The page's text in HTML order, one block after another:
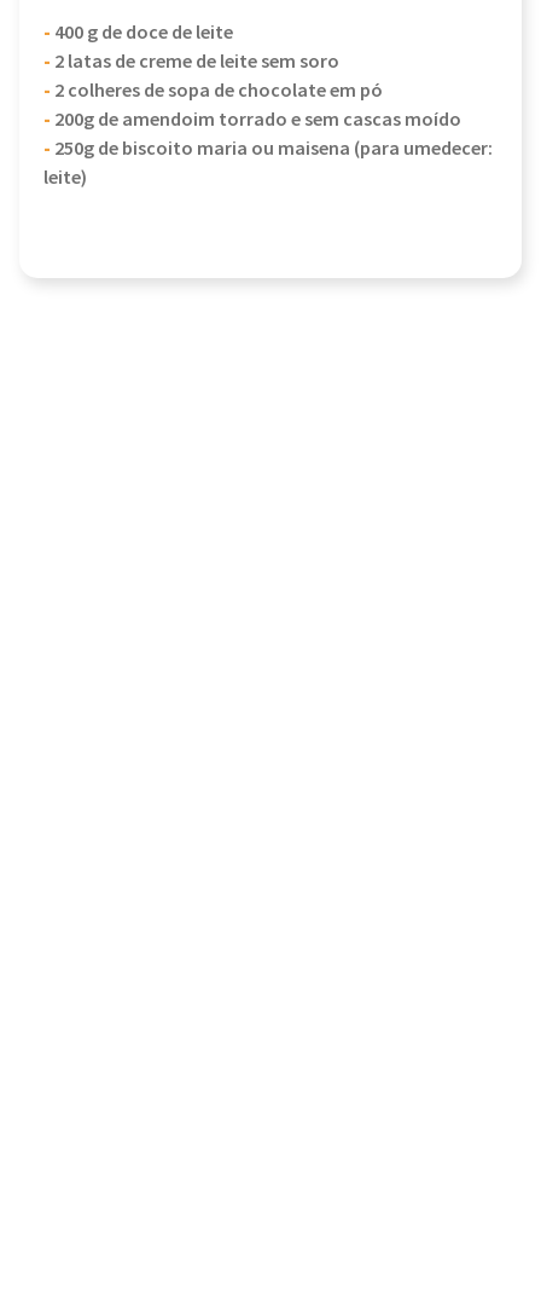
- 400 g de doce de leite
- 2 latas de creme de leite sem soro
- 2 colheres de sopa de chocolate em pó
- 200g de amendoim torrado e sem cascas moído
- 250g de biscoito maria ou maisena (para umedecer:
leite)